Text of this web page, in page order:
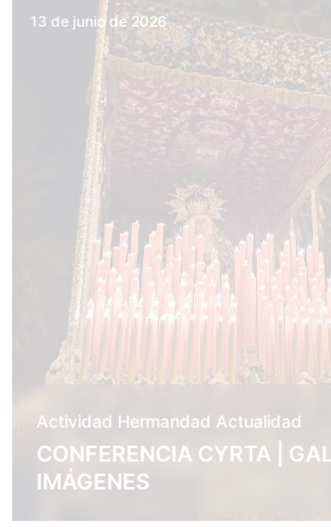
13 de junio de 2026
Actividad Hermandad Actualidad
CONFERENCIA CYRTA |
IMÁGENES